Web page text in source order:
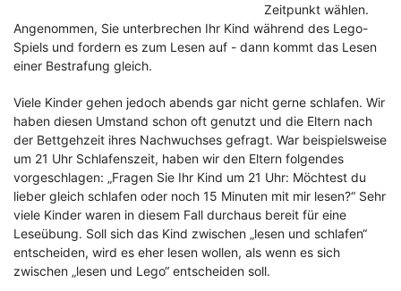
Zeitpunkt wählen.
Angenommen, Sie unterbrechen Ihr Kind während des Lego-
Spiels und fordern es zum Lesen auf - dann kommt das Lesen
einer Bestrafung gleich.
Viele Kinder gehen jedoch abends gar nicht gerne schlafen. Wir
haben diesen Umstand schon oft genutzt und die Eltern nach
der Bettgehzeit ihres Nachwuchses gefragt. War beispielsweise
um 21 Uhr Schlafenszeit, haben wir den Eltern folgendes
vorgeschlagen: „Fragen Sie Ihr Kind um 21 Uhr: Möchtest du
lieber gleich schlafen oder noch 15 Minuten mit mir lesen?“ Sehr
viele Kinder waren in diesem Fall durchaus bereit für eine
Leseübung. Soll sich das Kind zwischen „lesen und schlafen“
entscheiden, wird es eher lesen wollen, als wenn es sich
zwischen „lesen und Lego“ entscheiden soll.